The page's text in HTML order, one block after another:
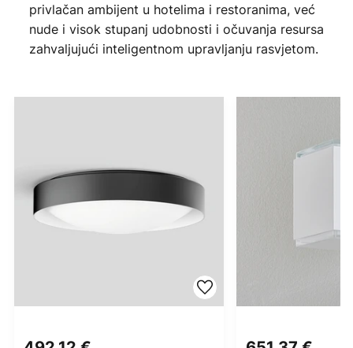
privlačan ambijent u hotelima i restoranima, već
nude i visok stupanj udobnosti i očuvanja resursa
zahvaljujući inteligentnom upravljanju rasvjetom.